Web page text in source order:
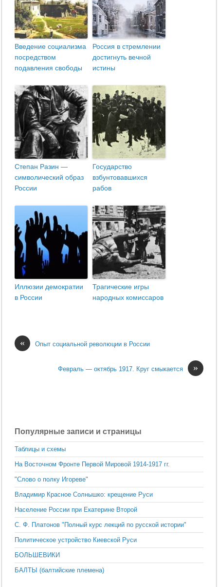
Введение социализма
по­средством
подавления свободы
Россия в стремлении
достигнуть вечной
истины
Степан Разин —
символический образ
России
Государство
взбунтовавшихся
рабов
Иллюзии демократии
в России
Трагические игры
народных комиссаров
« Опыт социальной революции в России
»
Февраль — октябрь 1917. Круг смыкается
Популярные записи и страницы
Таблицы и схемы
На Восточном Фронте Первой Мировой 1914-1917 гг.
"Слово о полку Игореве"
Владимир Красное Солнышко: крещение Руси
Население России при Екатерине Второй
С. Ф. Платонов "Полный курс лекций по русской истории"
Политическое устройство Киевской Руси
БОЛЬШЕВИКИ
БАЛТЫ (балтийские племена)